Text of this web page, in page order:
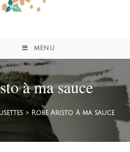
MENU
à ma sauce
> Robe Aristo à ma sauce